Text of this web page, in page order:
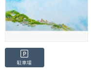
駐車場